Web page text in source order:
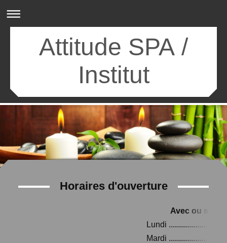
Attitude SPA /
Institut
Horaires d'ouverture
Avec ou sans
Lundi
Mardi